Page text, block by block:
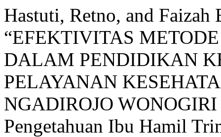
Hastuti, Retno, and Faizah
“EFEKTIVITAS
DALAM PENDIDIKAN
PELAYANAN
NGADIROJO WONOGIRI
Pengetahuan Ibu Hamil